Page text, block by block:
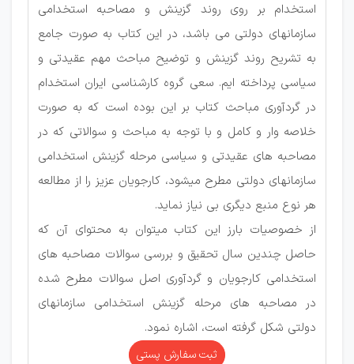
استخدام بر روی روند گزینش و مصاحبه استخدامی
سازمانهای دولتی می باشد، در این کتاب به صورت جامع
به تشریح روند گزینش و توضیح مباحث مهم عقیدتی و
سیاسی پرداخته ایم. سعی گروه کارشناسی ایران استخدام
در گردآوری مباحث کتاب بر این بوده است که به صورت
خلاصه وار و کامل و با توجه به مباحث و سوالاتی که در
مصاحبه های عقیدتی و سیاسی مرحله گزینش استخدامی
سازمانهای دولتی مطرح میشود، کارجویان عزیز را از مطالعه
هر نوع منبع دیگری بی نیاز نماید.
از خصوصیات بارز این کتاب میتوان به محتوای آن که
حاصل چندین سال تحقیق و بررسی سوالات مصاحبه های
استخدامی کارجویان و گردآوری اصل سوالات مطرح شده
در مصاحبه های مرحله گزینش استخدامی سازمانهای
دولتی شکل گرفته است، اشاره نمود.
ثبت سفارش پستی